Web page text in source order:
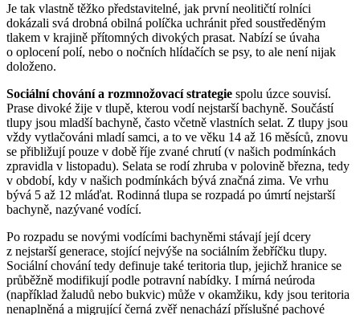
Je tak vlastně těžko představitelné, jak první neolitičtí rolníci
dokázali svá drobná obilná políčka uchránit před soustředěným
tlakem v krajině přítomných divokých prasat. Nabízí se úvaha
o oplocení polí, nebo o nočních hlídačích se psy, to ale není nijak
doloženo.
Sociální chování a rozmnožovací strategie spolu úzce souvisí.
Prase divoké žije v tlupě, kterou vodí nejstarší bachyně. Součástí
tlupy jsou mladší bachyně, často včetně vlastních selat. Z tlupy jsou
vždy vytlačováni mladí samci, a to ve věku 14 až 16 měsíců, znovu
se přibližují pouze v době říje zvané chrutí (v našich podmínkách
zpravidla v listopadu). Selata se rodí zhruba v polovině března, tedy
v období, kdy v našich podmínkách bývá značná zima. Ve vrhu
bývá 5 až 12 mláďat. Rodinná tlupa se rozpadá po úmrtí nejstarší
bachyně, nazývané vodící.
Po rozpadu se novými vodícími bachyněmi stávají její dcery
z nejstarší generace, stojící nejvýše na sociálním žebříčku tlupy.
Sociální chování tedy definuje také teritoria tlup, jejichž hranice se
průběžně modifikují podle potravní nabídky. I mírná neúroda
(například žaludů nebo bukvic) může v okamžiku, kdy jsou teritoria
nenaplněná a migrující černá zvěř nenachází příslušné pachové